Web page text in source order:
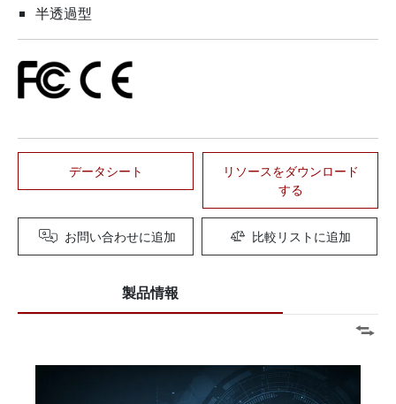
半透過型
データシート
リソースをダウンロード
する
お問い合わせに追加 比較リストに追加
製品情報